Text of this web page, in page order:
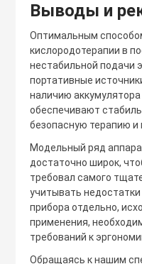
Выводы и
Оптимальным
кислородотерапии в
нестабильной подачи
портативные
наличию
обеспечивают
безопасную терапию и
Модельный ряд
достаточно широк,
требовал самого
учитывать
прибора отдельно,
применения,
требований к
Обращаясь к нашим